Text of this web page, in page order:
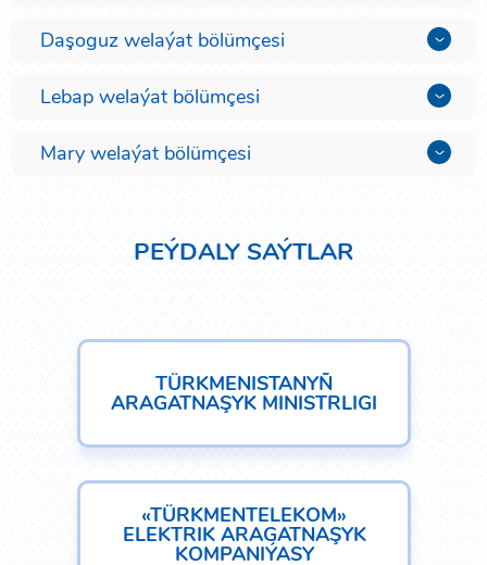
Daşoguz welaýat bölümçesi
Lebap welaýat bölümçesi
Mary welaýat bölümçesi
PEÝDALY SAÝTLAR
TÜRKMENISTANYÑ
ARAGATNAŞYK MINISTRLIGI
«TÜRKMENTELEKOM»
ELEKTRIK ARAGATNAŞYK
KOMPANIÝASY